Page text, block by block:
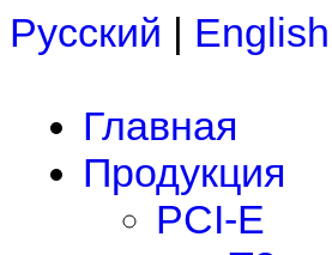
Русский | English
Главная
Продукция
PCI-E